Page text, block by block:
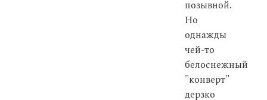
позывной.
Но
однажды
чей-то
белоснежный
"конверт"
дерзко